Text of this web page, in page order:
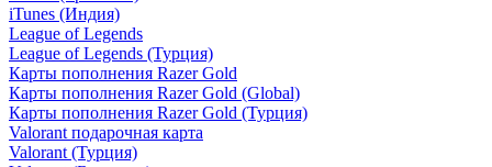
iTunes (Индия)
League of Legends
League of Legends (Турция)
Карты пополнения Razer Gold
Карты пополнения Razer Gold (Global)
Карты пополнения Razer Gold (Турция)
Valorant подарочная карта
Valorant (Турция)